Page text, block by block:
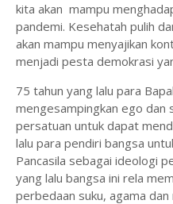
kita akan mampu
pandemi. Kesehatah pulih
akan mampu menyajikan
menjadi pesta demokrasi
75 tahun yang lalu para
mengesampingkan ego dan
persatuan untuk dapat
lalu para pendiri bangsa
Pancasila sebagai ideologi
yang lalu bangsa ini rela
perbedaan suku, agama